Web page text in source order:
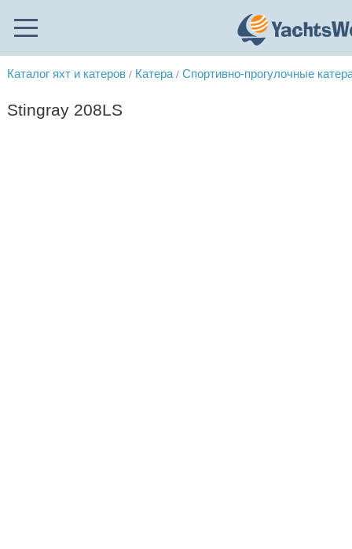
Каталог яхт и катеров / Катера / Спортивно-прогулочные
Stingray 208LS